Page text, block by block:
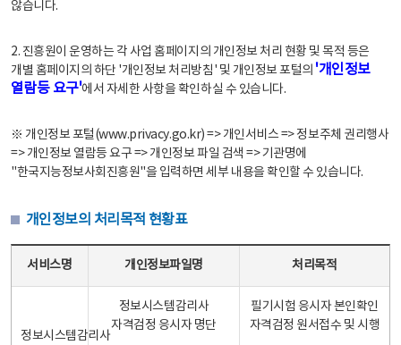
않습니다.
2. 진흥원이 운영하는 각 사업 홈페이지의 개인정보 처리 현황 및 목적 등은
개별 홈페이지의 하단 '개인정보 처리방침' 및 개인정보 포털의 '개인정보
열람등 요구'에서 자세한 사항을 확인하실 수 있습니다.
※ 개인정보 포털(www.privacy.go.kr) => 개인서비스 => 정보주체 권리행사
=> 개인정보 열람등 요구 => 개인정보 파일 검색 => 기관명에
"한국지능정보사회진흥원"을 입력하면 세부 내용을 확인할 수 있습니다.
개인정보의 처리목적 현황표
서비스명 개인정보파일명 처리목적
정보시스템감리사
정보시스템감리사
자격검정 응시자 명단
필기시험 응시자 본인확인
자격검정 원서접수 및 시행